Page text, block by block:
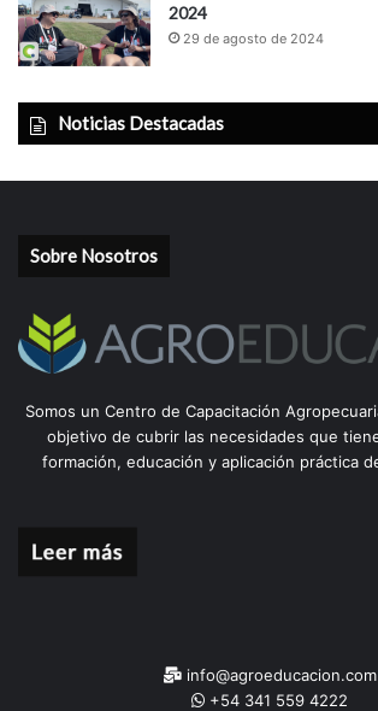
2024
29 de agosto de 2024
Noticias Destacadas
Sobre Nosotros
Somos un Centro de Capacitación
objetivo de cubrir las necesidades que
formación, educación y aplicación práctica
info@agroeducacion.com
+54 341 559 4222